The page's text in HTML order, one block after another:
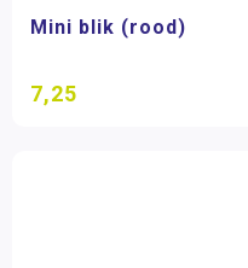
Mini blik (rood)
7,25